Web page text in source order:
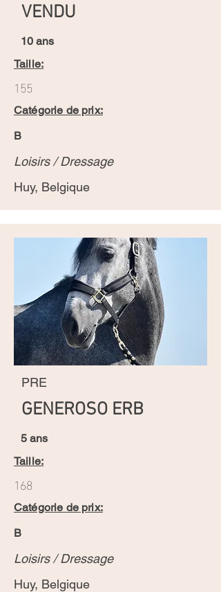
VENDU
10 ans
Taille:
155
Catégorie de prix:
B
Loisirs / Dressage
Huy, Belgique
PRE
GENEROSO ERB
5 ans
Taille:
168
Catégorie de prix:
B
Loisirs / Dressage
Huy, Belgique